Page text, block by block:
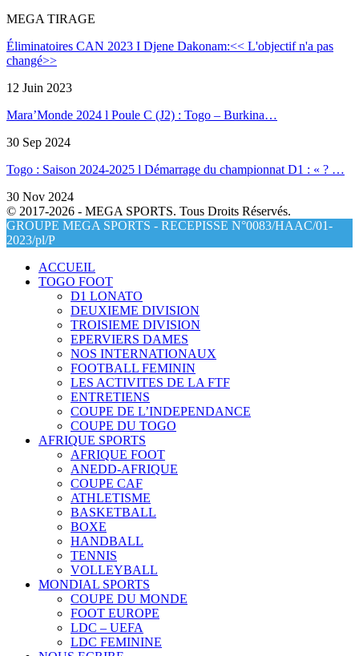
MEGA TIRAGE
Éliminatoires CAN 2023 I Djene Dakonam:<< L'objectif n'a pas
changé>>
12 Juin 2023
Mara’Monde 2024 l Poule C (J2) : Togo – Burkina…
30 Sep 2024
Togo : Saison 2024-2025 l Démarrage du championnat D1 : « ? …
30 Nov 2024
© 2017-2026 - MEGA SPORTS. Tous Droits Réservés.
GROUPE MEGA SPORTS - RECEPISSE N°0083/HAAC/01-
2023/pl/P
ACCUEIL
TOGO FOOT
D1 LONATO
DEUXIEME DIVISION
TROISIEME DIVISION
EPERVIERS DAMES
NOS INTERNATIONAUX
FOOTBALL FEMININ
LES ACTIVITES DE LA FTF
ENTRETIENS
COUPE DE L’INDEPENDANCE
COUPE DU TOGO
AFRIQUE SPORTS
AFRIQUE FOOT
ANEDD-AFRIQUE
COUPE CAF
ATHLETISME
BASKETBALL
BOXE
HANDBALL
TENNIS
VOLLEYBALL
MONDIAL SPORTS
COUPE DU MONDE
FOOT EUROPE
LDC – UEFA
LDC FEMININE